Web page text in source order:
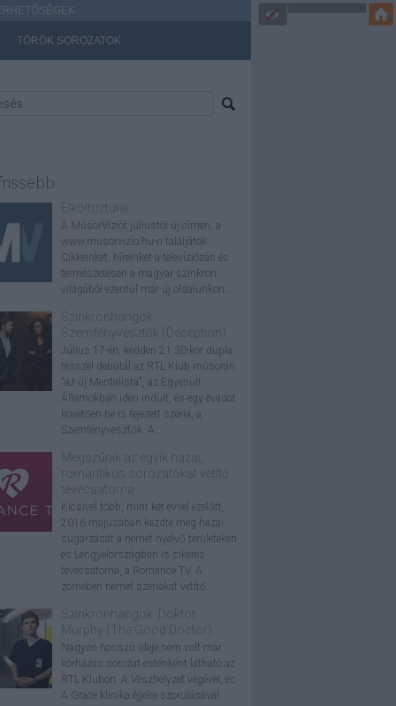
TÖRÖK SOROZATOK
Elköltöztünk
A MűsorVíziót júliustól új címen, a
www.musorvizio.hu-n találjátok.
Cikkeinket, híreinket a televíziózás és
természetesen a magyar szinkron
világából ezentúl már új oldalunkon...
Szinkronhangok:
Szemfényvesztők (Deception)
Július 17-én, kedden 21.30-kor dupla
résszel debütál az RTL Klub műsorán
"az új Mentalista", az Egyesült
Államokban idén indult, és egy évadot
követően be is fejezett széria, a
Szemfényvesztők. A...
Megszűnik az egyik hazai,
romantikus sorozatokat vetítő
tévécsatorna
Kicsivel több, mint két évvel ezelőtt,
2016 májusában kezdte meg hazai
sugárzását a német nyelvű területeken
és Lengyelországban is sikeres
tévécsatorna, a Romance TV. A
zömében német szériákat vetítő...
Szinkronhangok: Doktor
Murphy (The Good Doctor)
Nagyon hosszú ideje nem volt már
kórházas sorozat esténként látható az
RTL Klubon. A Vészhelyzet végével, és
A Grace klinika éjjelre szorulásával